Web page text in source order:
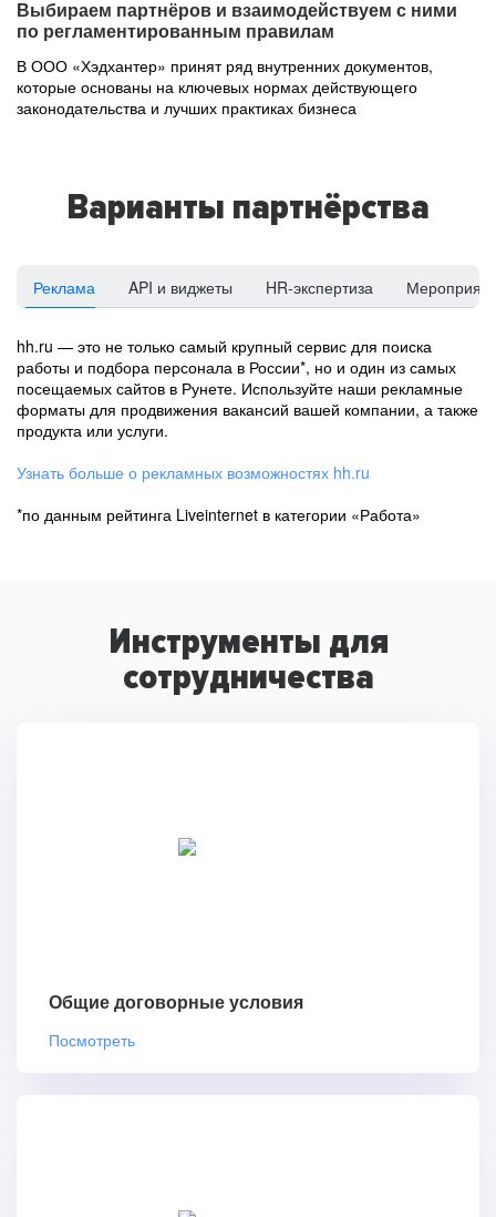
Выбираем партнёров и взаимодействуем с ними
по регламентированным правилам
В ООО «Хэдхантер» принят ряд внутренних документов,
которые основаны на ключевых нормах действующего
законодательства и лучших практиках бизнеса
Варианты партнёрства
Реклама API и виджеты HR-экспертиза
hh.ru — это не только самый крупный сервис для поиска
работы и подбора персонала в России*, но и один из самых
посещаемых сайтов в Рунете. Используйте наши рекламные
форматы для продвижения вакансий вашей компании, а также
продукта или услуги.
Узнать больше о рекламных возможностях hh.ru
*по данным рейтинга Liveinternet в категории «Работа»
Инструменты для
сотрудничества
Общие договорные условия
Посмотреть